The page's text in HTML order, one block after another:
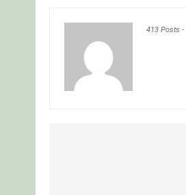
413 Posts -